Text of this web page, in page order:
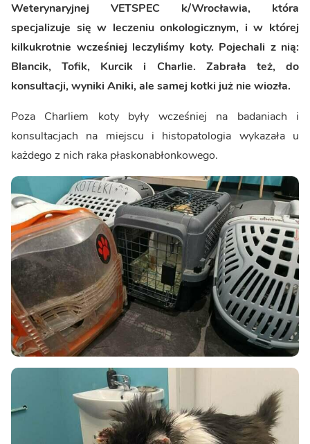
Weterynaryjnej VETSPEC k/Wrocławia, która
specjalizuje się w leczeniu onkologicznym, i w której
kilkukrotnie wcześniej leczyliśmy koty. Pojechali z nią:
Blancik, Tofik, Kurcik i Charlie. Zabrała też, do
konsultacji, wyniki Aniki, ale samej kotki już nie wiozła.
Poza Charliem koty były wcześniej na badaniach i
konsultacjach na miejscu i histopatologia wykazała u
każdego z nich raka płaskonabłonkowego.